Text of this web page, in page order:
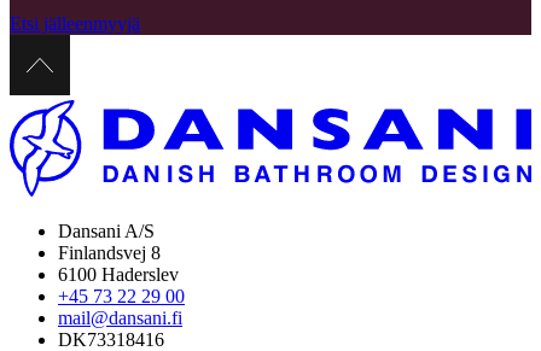
Etsi jälleenmyyjä
Dansani A/S
Finlandsvej 8
6100 Haderslev
+45 73 22 29 00
mail@dansani.fi
DK73318416